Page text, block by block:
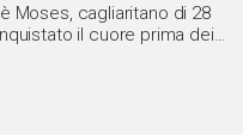
Moses, cagliaritano di 28
il cuore prima dei